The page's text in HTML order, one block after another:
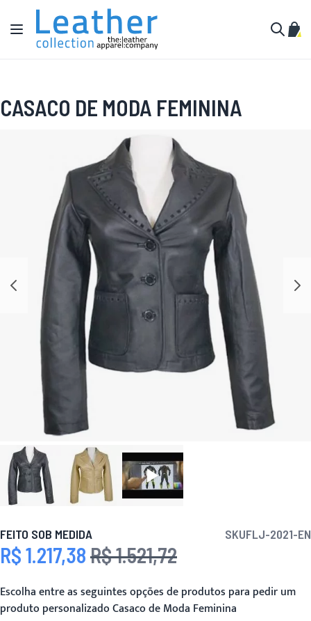
Pular para o conteúdo
Alternar Nav
CASACO DE MODA FEMININA
FEITO SOB MEDIDA SKUFLJ-2021-EN
Preço Especial
R$ 1.217,38 Preço
R$ 1.521,72
Escolha entre as seguintes opções de produtos para pedir um
produto personalizado Casaco de Moda Feminina